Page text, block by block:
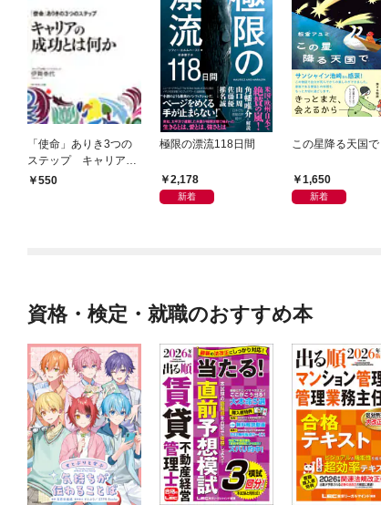
「使命」ありき3つの
ステップ キャリアの
成功とは何か
550
極限の漂流118日間
2,178
新着
この星降る天国で
1,650
新着
資格・検定・就職のおすすめ本